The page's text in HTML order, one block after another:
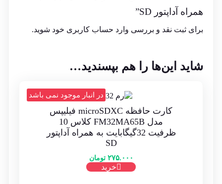
همراه آداپتور SD”
برای ثبت نقد و بررسی وارد حساب کاربری خود شوید.
شاید این‌ها را هم بپسندید…
در انبار موجود نمی باشد
کارت حافظه‌ microSDXC فیلیپس
مدل FM32MA65B کلاس 10
ظرفیت 32گیگابایت به همراه آداپتور
SD
۲۷۵.۰۰۰ تومان
خرید